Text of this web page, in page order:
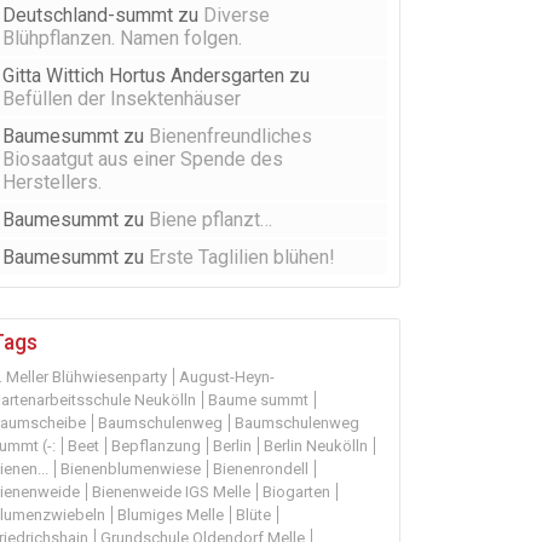
Deutschland-summt zu Diverse
Blühpflanzen. Namen folgen.
Gitta Wittich Hortus Andersgarten zu
Befüllen der Insektenhäuser
Baumesummt zu Bienenfreundliches
Biosaatgut aus einer Spende des
Herstellers.
Baumesummt zu Biene pflanzt…
Baumesummt zu Erste Taglilien blühen!
Meller Blühwiesenparty
August-Heyn-
Neukölln
Baume summt
Baumschulenweg
Baumschulenweg
(-:
Beet Bepflanzung Berlin
Berlin Neukölln
Bienenblumenwiese
Bienenrondell
Bienenweide IGS Melle
Biogarten
Blumiges Melle
Blüte
Grundschule Oldendorf Melle